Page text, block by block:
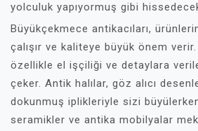
yolculuk yapıyormuş gibi
Büyükçekmece antikacıları,
çalışır ve kaliteye büyük önem
özellikle el işçiliği ve detaylara
çeker. Antik halılar, göz alıcı
dokunmuş iplikleriyle sizi
seramikler ve antika mobilyalar